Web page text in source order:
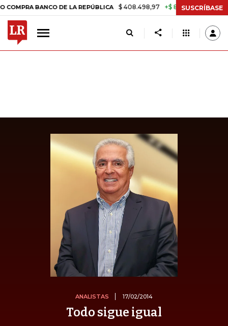
BANCO DE LA REPÚBLICA $ 408.498,97 +$ 8.753,81 +2,19%
SUSCRÍBASE
ANALISTAS 17/02/2014
Todo sigue igual